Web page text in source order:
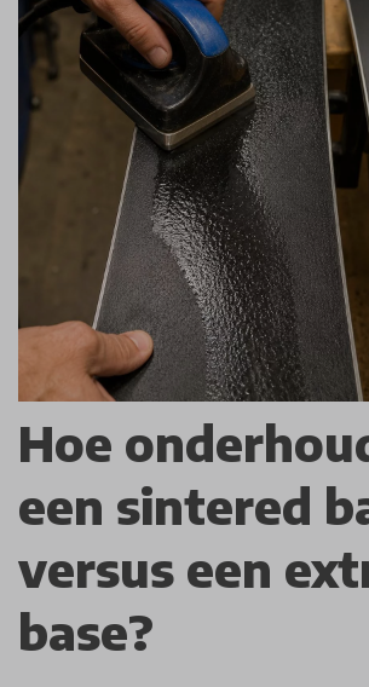
Hoe
een sintered
versus een
base?